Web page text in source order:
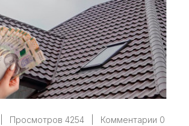
Просмотров 4254 Комментарии 0